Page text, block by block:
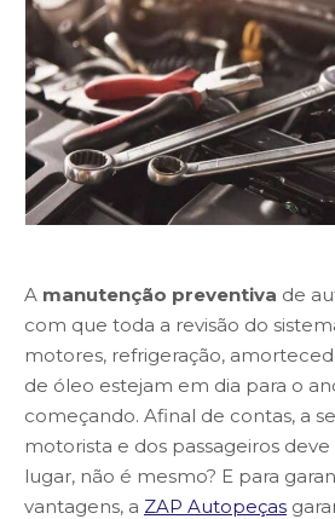
A manutenção preventiva de
com que toda a revisão do
motores, refrigeração,
de óleo estejam em dia para o
começando. Afinal de contas, a
motorista e dos passageiros
lugar, não é mesmo? E para
vantagens, a ZAP Autopeças